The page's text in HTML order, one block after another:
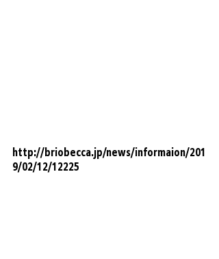
http://briobecca.jp/news/informaion/201
9/02/12/12225